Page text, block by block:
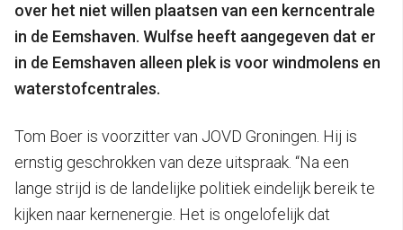
over het niet willen plaatsen van een kerncentrale
in de Eemshaven. Wulfse heeft aangegeven dat er
in de Eemshaven alleen plek is voor windmolens en
waterstofcentrales.
Tom Boer is voorzitter van JOVD Groningen. Hij is
ernstig geschrokken van deze uitspraak. “Na een
lange strijd is de landelijke politiek eindelijk bereik te
kijken naar kernenergie. Het is ongelofelijk dat